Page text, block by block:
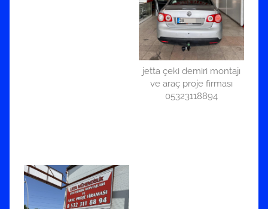
jetta çeki demiri montajı
ve araç proje firması
05323118894